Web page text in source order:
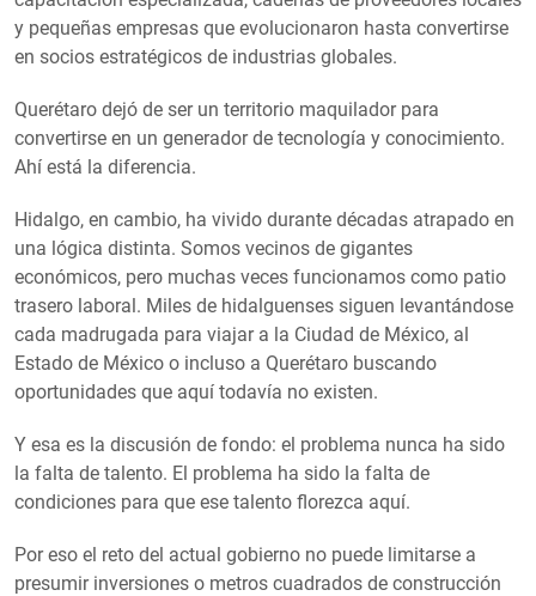
y pequeñas empresas que evolucionaron hasta convertirse
en socios estratégicos de industrias globales.
Querétaro dejó de ser un territorio maquilador para
convertirse en un generador de tecnología y conocimiento.
Ahí está la diferencia.
Hidalgo, en cambio, ha vivido durante décadas atrapado en
una lógica distinta. Somos vecinos de gigantes
económicos, pero muchas veces funcionamos como patio
trasero laboral. Miles de hidalguenses siguen levantándose
cada madrugada para viajar a la Ciudad de México, al
Estado de México o incluso a Querétaro buscando
oportunidades que aquí todavía no existen.
Y esa es la discusión de fondo: el problema nunca ha sido
la falta de talento. El problema ha sido la falta de
condiciones para que ese talento florezca aquí.
Por eso el reto del actual gobierno no puede limitarse a
presumir inversiones o metros cuadrados de construcción